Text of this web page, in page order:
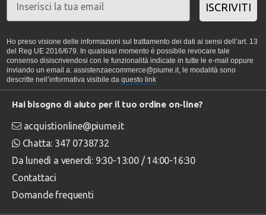
ISCRIVITI
Ho preso visione delle informazioni sul trattamento dei dati ai sensi dell’art. 13
del Reg UE 2016/679. In qualsiasi momento è possibile revocare tale
consenso disiscrivendosi con le funzionalità indicate in tutte le e-mail oppure
inviando un email a: assistenzaecommerce@piume.it, le modalità sono
descritte nell’informativa visibile da questo link
Hai bisogno di aiuto per il tuo ordine on-line?
acquistionline@piume.it
Chatta: 347 0738732
Da lunedì a venerdì: 9:30-13:00 / 14:00-16:30
Contattaci
Domande frequenti